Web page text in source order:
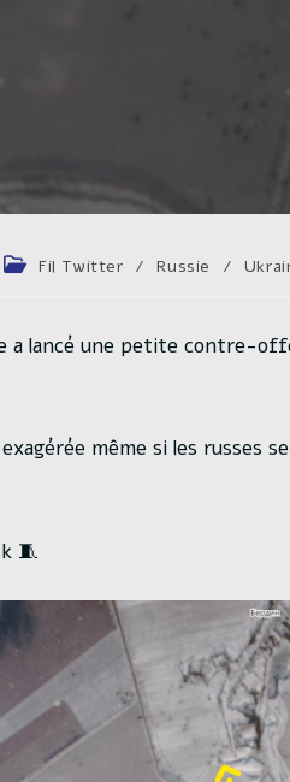
PostFil Twitter / Russie /
a lancé une petite contre-
même si les russes
🧵